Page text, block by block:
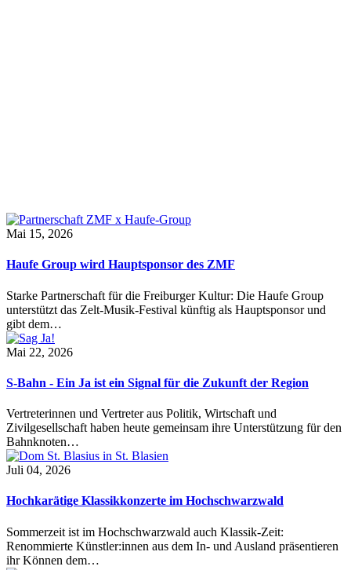
Mai 15, 2026
Haufe Group wird Hauptsponsor des ZMF
Starke Partnerschaft für die Freiburger Kultur: Die Haufe Group
unterstützt das Zelt-Musik-Festival künftig als Hauptsponsor und
gibt dem…
Mai 22, 2026
S-Bahn - Ein Ja ist ein Signal für die Zukunft der Region
Vertreterinnen und Vertreter aus Politik, Wirtschaft und
Zivilgesellschaft haben heute gemeinsam ihre Unterstützung für den
Bahnknoten…
Juli 04, 2026
Hochkarätige Klassikkonzerte im Hochschwarzwald
Sommerzeit ist im Hochschwarzwald auch Klassik-Zeit:
Renommierte Künstler:innen aus dem In- und Ausland präsentieren
ihr Können dem…